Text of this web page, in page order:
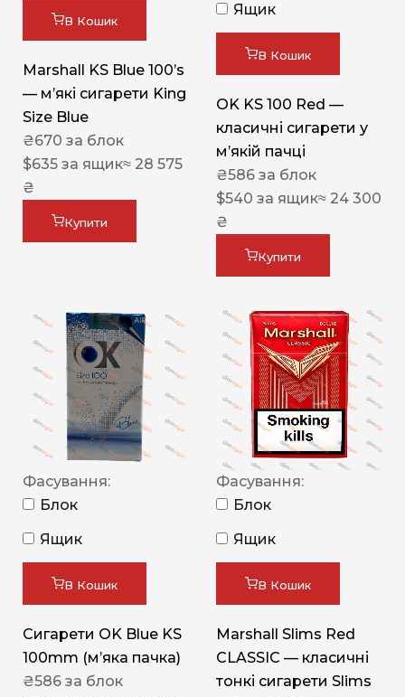
В Кошик
Marshall KS Blue 100’s
— м’які сигарети King
Size Blue
₴670 за блок
$635 за ящик≈ 28 575
₴
Купити
Ящик
В Кошик
OK KS 100 Red —
класичні сигарети у
м’якій пачці
₴586 за блок
$540 за ящик≈ 24 300
₴
Купити
Фасування:
Блок
Ящик
В Кошик
Сигарети OK Blue KS
100mm (м’яка пачка)
₴586 за блок
Фасування:
Блок
Ящик
В Кошик
Marshall Slims Red
CLASSIC — класичні
тонкі сигарети Slims